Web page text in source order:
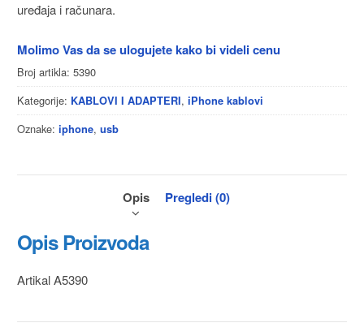
uređaja i računara.
Molimo Vas da se ulogujete kako bi videli cenu
Broj artikla: 5390
Kategorije: KABLOVI I ADAPTERI, iPhone kablovi
Oznake: iphone, usb
Opis Pregledi (0)
Opis Proizvoda
Artikal A5390